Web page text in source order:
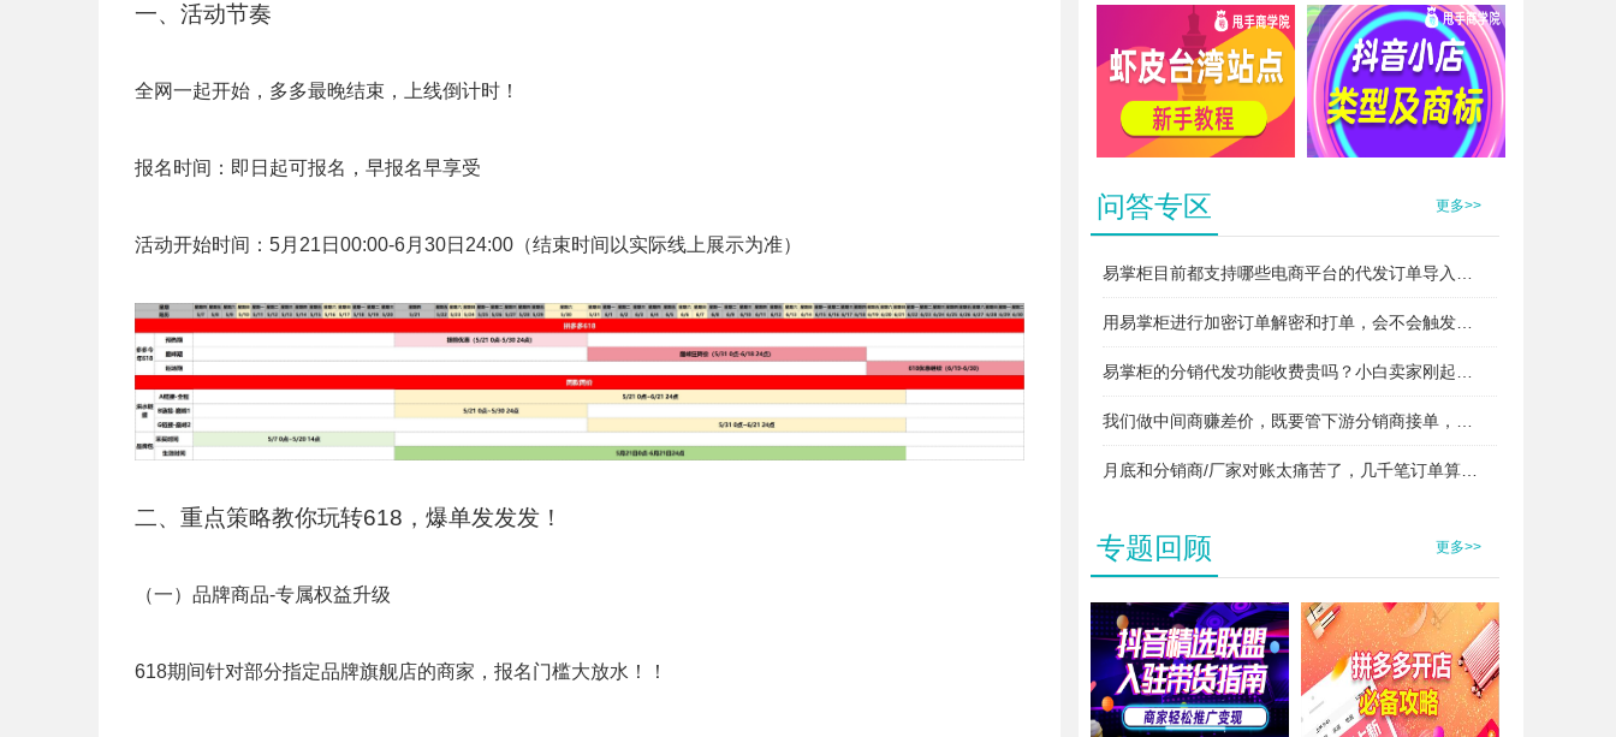
一、活动节奏
全网一起开始，多多最晚结束，上线倒计时！
报名时间：即日起可报名，早报名早享受
活动开始时间：5月21日00:00-6月30日24:00（结束时间以实际线上展示为准）
二、重点策略教你玩转618，爆单发发发！
（一）品牌商品-专属权益升级
618期间针对部分指定品牌旗舰店的商家，报名门槛大放水！！
抖音小店数据分析 拼多多新手如何选款并分析市场状况
问答专区 更多>>
专题回顾 更多>>